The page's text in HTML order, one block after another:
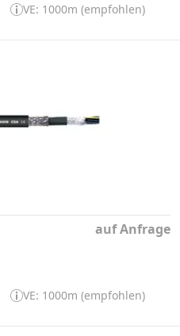
VE: 1000m (empfohlen)
auf Anfrage
VE: 1000m (empfohlen)